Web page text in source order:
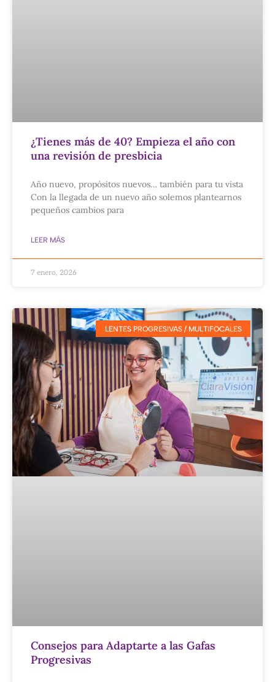
¿Tienes más de 40? Empieza el año con
una revisión de presbicia
Año nuevo, propósitos nuevos… también para tu vista
Con la llegada de un nuevo año solemos plantearnos
pequeños cambios para
LEER MÁS
7 enero, 2026
LENTES PROGRESIVAS / MULTIFOCALES
Consejos para Adaptarte a las Gafas
Progresivas